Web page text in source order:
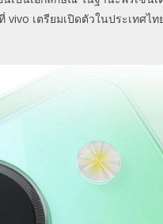
vivo เตรียมเปิดตัวในประเทศไ